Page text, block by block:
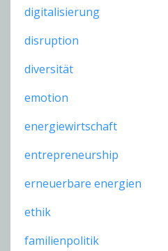
digitalisierung
disruption
diversität
emotion
energiewirtschaft
entrepreneurship
erneuerbare energien
ethik
familienpolitik